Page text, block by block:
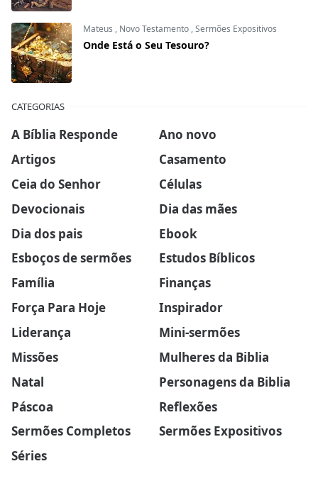
Mateus , Novo Testamento ,Sermões Expositivos
Onde Está o Seu Tesouro?
CATEGORIAS
A Bíblia Responde
Ano novo
Artigos
Casamento
Ceia do Senhor
Células
Devocionais
Dia das mães
Dia dos pais
Ebook
Esboços de sermões
Estudos Bíblicos
Família
Finanças
Força Para Hoje
Inspirador
Liderança
Mini-sermões
Missões
Mulheres da Biblia
Natal
Personagens da Biblia
Páscoa
Reflexões
Sermões Completos
Sermões Expositivos
Séries